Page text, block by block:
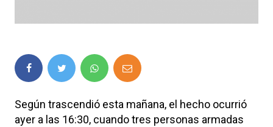
Según trascendió esta mañana, el hecho ocurrió
ayer a las 16:30, cuando tres personas armadas